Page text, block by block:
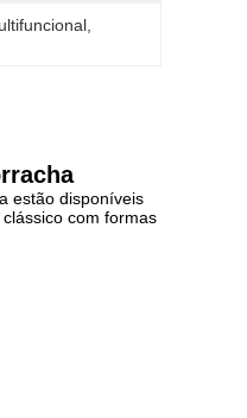
estão disponíveis
com formas